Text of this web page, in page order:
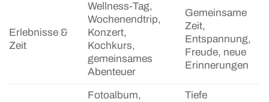
Erlebnisse &
Zeit
Wellness-Tag,
Wochenendtrip,
Konzert,
Kochkurs,
gemeinsames
Abenteuer
Gemeinsame
Zeit,
Entspannung,
Freude, neue
Erinnerungen
Fotoalbum,
Tiefe